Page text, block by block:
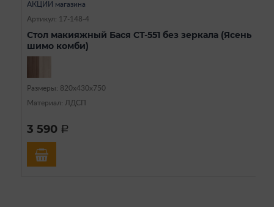
АКЦИИ магазина
Артикул: 17-148-4
Стол макияжный Бася СТ-551 без зеркала (Ясень
шимо комби)
Размеры: 820х430х750
Материал: ЛДСП
3 590 a